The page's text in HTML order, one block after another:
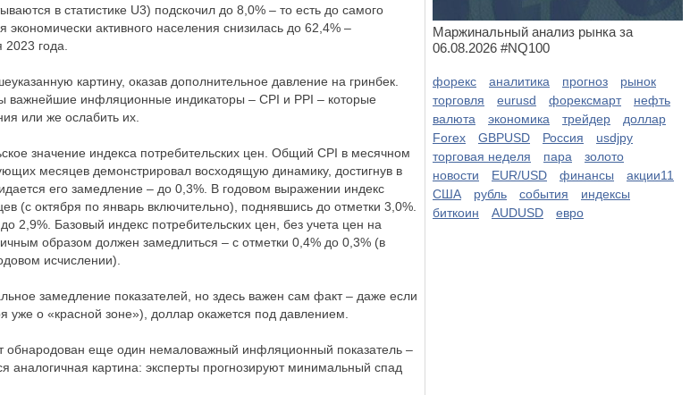
в статистике U3) подскочил до 8,0% – то есть до самого
экономически активного населения снизилась до 62,4% –
года.
картину, оказав дополнительное давление на гринбек.
важнейшие инфляционные индикаторы – CPI и PPI – которые
или же ослабить их.
значение индекса потребительских цен. Общий CPI в месячном
месяцев демонстрировал восходящую динамику, достигнув в
его замедление – до 0,3%. В годовом выражении индекс
(с октября по январь включительно), поднявшись до отметки 3,0%.
2,9%. Базовый индекс потребительских цен, без учета цен на
образом должен замедлиться – с отметки 0,4% до 0,3% (в
исчислении).
замедление показателей, но здесь важен сам факт – даже если
уже о «красной зоне»), доллар окажется под давлением.
обнародован еще один немаловажный инфляционный показатель –
аналогичная картина: эксперты прогнозируют минимальный спад
Маржинальный анализ рынка за
06.08.2026 #NQ100
форекс аналитика прогноз
рынок
торговля
eurusd форексмарт
нефть
валюта
экономика трейдер
доллар
Forex
GBPUSD Россия
usdjpy
торговая неделя
пара
золото
новости
EUR/USD финансы
акции11
США
рубль события
индексы
биткоин
AUDUSD евро